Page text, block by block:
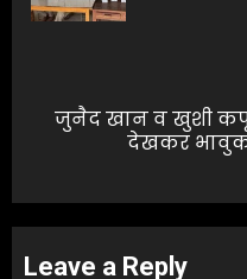
Next
जुनैद खान व खुशी
देखकर
Leave a Reply